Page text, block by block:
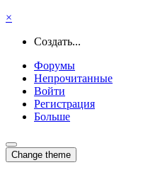
×
Создать...
Форумы
Непрочитанные
Войти
Регистрация
Больше
Change theme